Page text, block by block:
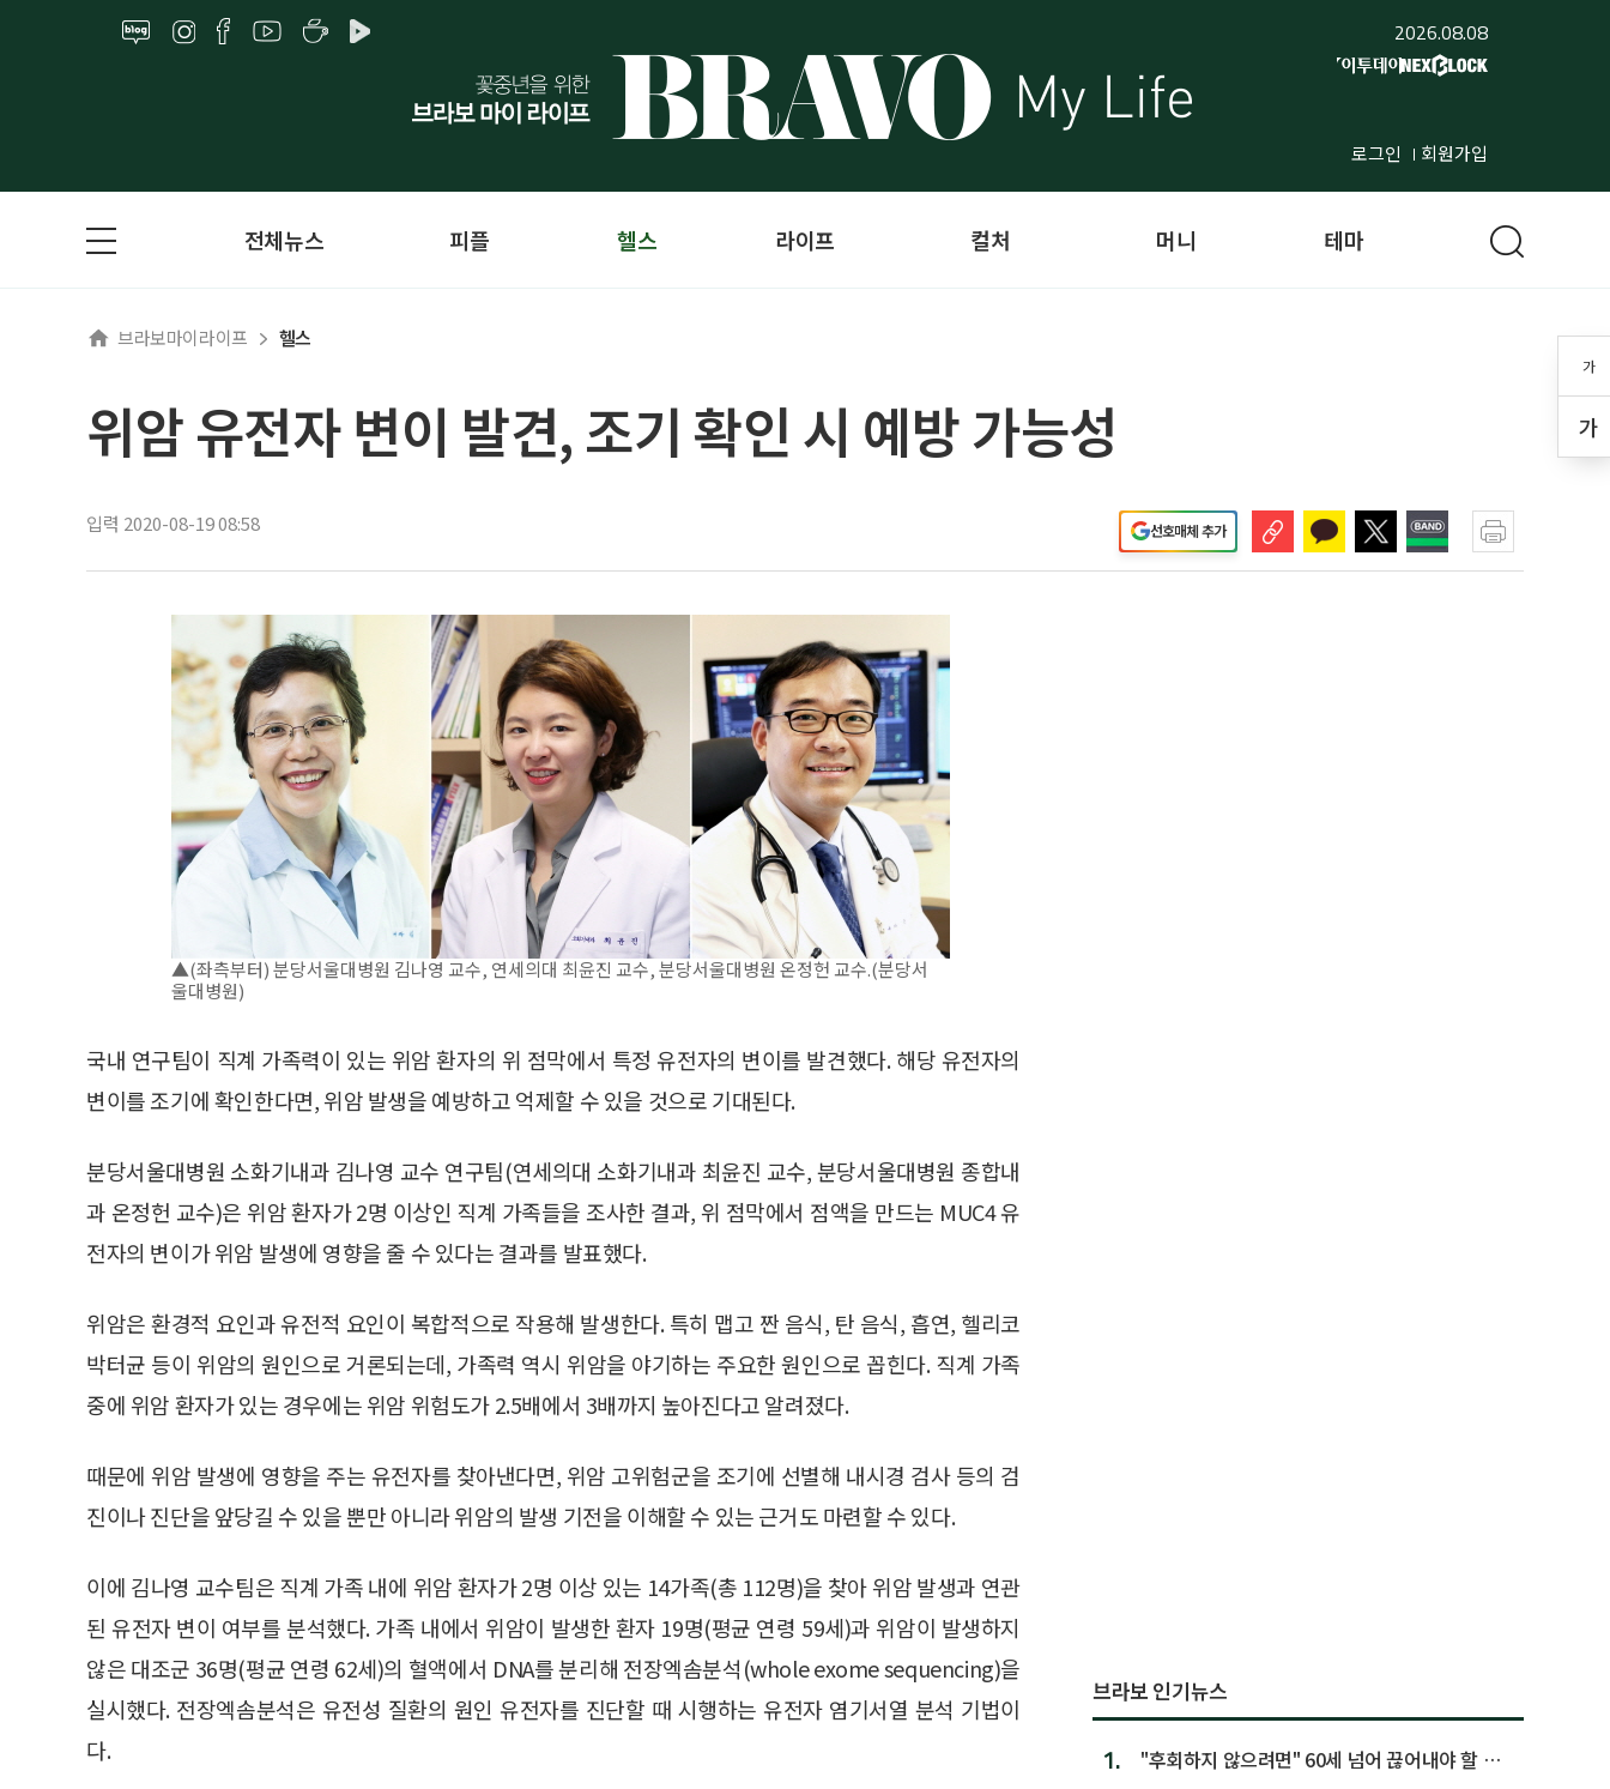
2026.08.08
로그인 회원가입
가
가
전체뉴스 피플 헬스 라이프 컬처 머니 테마
브라보마이라이프 헬스
위암 유전자 변이 발견, 조기 확인 시 예방 가능성
입력 2020-08-19 08:58 선호매체 추가
▲(좌측부터) 분당서울대병원 김나영 교수, 연세의대 최윤진 교수, 분당서울대병원 온정헌 교수.(분당서
울대병원)
국내 연구팀이 직계 가족력이 있는 위암 환자의 위 점막에서 특정 유전자의 변이를 발견했다. 해당 유전자의
변이를 조기에 확인한다면, 위암 발생을 예방하고 억제할 수 있을 것으로 기대된다.
분당서울대병원 소화기내과 김나영 교수 연구팀(연세의대 소화기내과 최윤진 교수, 분당서울대병원 종합내
과 온정헌 교수)은 위암 환자가 2명 이상인 직계 가족들을 조사한 결과, 위 점막에서 점액을 만드는 MUC4 유
전자의 변이가 위암 발생에 영향을 줄 수 있다는 결과를 발표했다.
위암은 환경적 요인과 유전적 요인이 복합적으로 작용해 발생한다. 특히 맵고 짠 음식, 탄 음식, 흡연, 헬리코
박터균 등이 위암의 원인으로 거론되는데, 가족력 역시 위암을 야기하는 주요한 원인으로 꼽힌다. 직계 가족
중에 위암 환자가 있는 경우에는 위암 위험도가 2.5배에서 3배까지 높아진다고 알려졌다.
때문에 위암 발생에 영향을 주는 유전자를 찾아낸다면, 위암 고위험군을 조기에 선별해 내시경 검사 등의 검
진이나 진단을 앞당길 수 있을 뿐만 아니라 위암의 발생 기전을 이해할 수 있는 근거도 마련할 수 있다.
이에 김나영 교수팀은 직계 가족 내에 위암 환자가 2명 이상 있는 14가족(총 112명)을 찾아 위암 발생과 연관
된 유전자 변이 여부를 분석했다. 가족 내에서 위암이 발생한 환자 19명(평균 연령 59세)과 위암이 발생하지
않은 대조군 36명(평균 연령 62세)의 혈액에서 DNA를 분리해 전장엑솜분석(whole exome sequencing)을
실시했다. 전장엑솜분석은 유전성 질환의 원인 유전자를 진단할 때 시행하는 유전자 염기서열 분석 기법이
다.
브라보 인기뉴스
1.
"후회하지 않으려면" 60세 넘어 끊어내야 할 사